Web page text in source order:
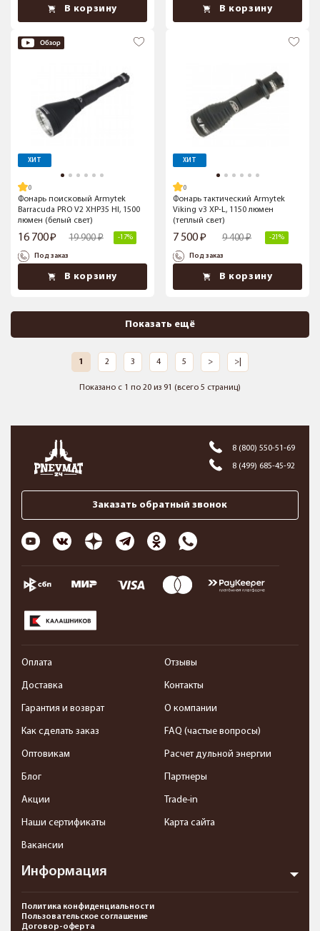
В корзину В корзину
ХИТ
Фонарь поисковый Armytek
Barracuda PRO V2 XHP35 HI, 1500
люмен (белый свет)
16 700 19 900 -17%
Под заказ
В корзину
ХИТ
Фонарь тактический Armytek
Viking v3 XP-L, 1150 люмен
(теплый свет)
7 500 9 400 -21%
Под заказ
В корзину
Показать ещё
1 2 3 4 5 > >|
Показано с 1 по 20 из 91 (всего 5 страниц)
8 (800) 550-51-69
8 (499) 685-45-92
Заказать обратный звонок
Информация
Оплата
Доставка
Гарантия и возврат
Как сделать заказ
Оптовикам
Блог
Акции
Наши сертификаты
Вакансии
Отзывы
Контакты
О компании
FAQ (частые вопросы)
Расчет дульной энергии
Партнеры
Trade-in
Карта сайта
Политика конфиденциальности
Пользовательское соглашение
Договор-оферта